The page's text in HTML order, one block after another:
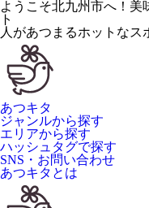
ようこそ北九州市へ！美
ト
人があつ まるホットなス
あつキタ
ジャンルから探す
エリアから探す
ハッシュタグで探す
SNS・お問い合わせ
あつキタとは